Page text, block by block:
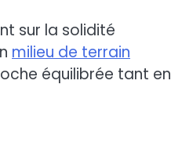
sur la solidité
milieu de terrain
équilibrée tant en